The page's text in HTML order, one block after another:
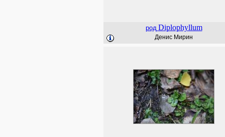
род Diplophyllum
Денис Мирин